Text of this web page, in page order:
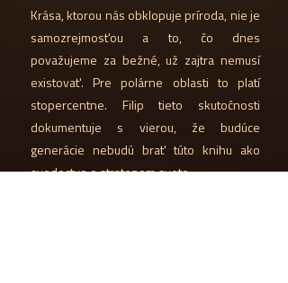
Krása, ktorou nás obklopuje príroda, nie je
samozrejmosťou a to, čo dnes
považujeme za bežné, už zajtra nemusí
existovať. Pre polárne oblasti to platí
stopercentne. Filip tieto skutočnosti
dokumentuje s vierou, že budúce
generácie nebudú brať túto knihu ako
svedectvo o stratenom svete.